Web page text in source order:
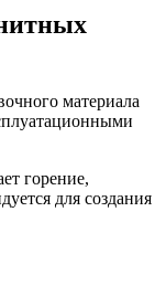
материала
горение,
для создания